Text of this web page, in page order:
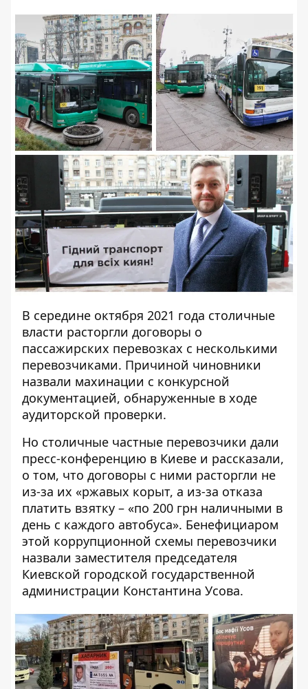
В середине октября 2021 года столичные
власти расторгли договоры о
пассажирских перевозках с несколькими
перевозчиками. Причиной чиновники
назвали махинации с конкурсной
документацией, обнаруженные в ходе
аудиторской проверки.
Но столичные частные перевозчики дали
пресс-конференцию в Киеве и рассказали,
о том, что договоры с ними расторгли не
из-за их «ржавых корыт, а из-за отказа
платить взятку – «по 200 грн наличными в
день с каждого автобуса». Бенефициаром
этой коррупционной схемы перевозчики
назвали заместителя председателя
Киевской городской государственной
администрации Константина Усова.